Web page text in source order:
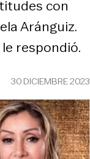
con
Aránguiz.
respondió.
30 DICIEMBRE 2023